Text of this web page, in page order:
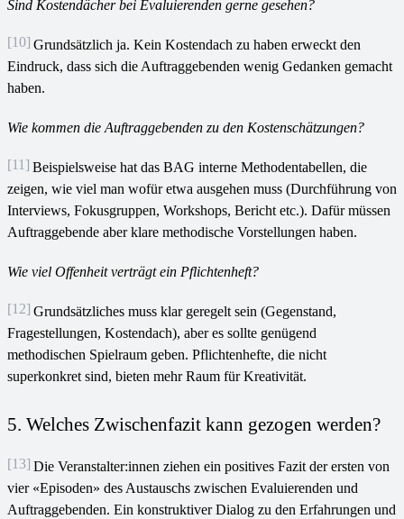
Sind Kostendächer bei Evaluierenden gerne gesehen?
[10] Grundsätzlich ja. Kein Kostendach zu haben erweckt den
Eindruck, dass sich die Auftraggebenden wenig Gedanken gemacht
haben.
Wie kommen die Auftraggebenden zu den Kostenschätzungen?
[11] Beispielsweise hat das BAG interne Methodentabellen, die
zeigen, wie viel man wofür etwa ausgehen muss (Durchführung von
Interviews, Fokusgruppen, Workshops, Bericht etc.). Dafür müssen
Auftraggebende aber klare methodische Vorstellungen haben.
Wie viel Offenheit verträgt ein Pflichtenheft?
[12] Grundsätzliches muss klar geregelt sein (Gegenstand,
Fragestellungen, Kostendach), aber es sollte genügend
methodischen Spielraum geben. Pflichtenhefte, die nicht
superkonkret sind, bieten mehr Raum für Kreativität.
5. Welches Zwischenfazit kann gezogen werden?
[13] Die Veranstalter:innen ziehen ein positives Fazit der ersten von
vier «Episoden» des Austauschs zwischen Evaluierenden und
Auftraggebenden. Ein konstruktiver Dialog zu den Erfahrungen und